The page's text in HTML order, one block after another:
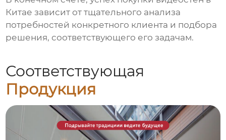
Китае зависит от тщательного анализа
потребностей конкретного клиента и подбора
решения, соответствующего его задачам.
Соответствующая
Продукция